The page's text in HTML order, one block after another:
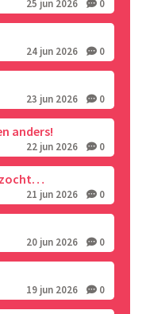
25 jun 2026 0
24 jun 2026 0
23 jun 2026 0
anders!
22 jun 2026 0
21 jun 2026 0
20 jun 2026 0
19 jun 2026 0